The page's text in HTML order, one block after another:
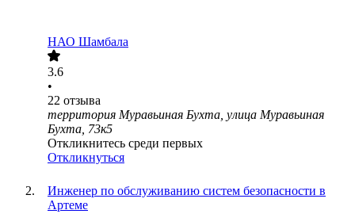
НАО Шамбала
3.6
•
22 отзыва
территория Муравьиная Бухта, улица Муравьиная
Бухта, 73к5
Откликнитесь среди первых
Откликнуться
Инженер по обслуживанию систем безопасности в
Артеме